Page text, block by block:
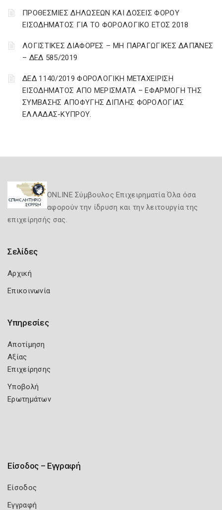
ΠΡΟΘΕΣΜΙΕΣ ΔΗΛΩΣΕΩΝ ΚΑΙ ΔΟΣΕΙΣ ΦΟΡΟΥ
ΕΙΣΟΔΗΜΑΤΟΣ ΓΙΑ ΤΟ ΦΟΡΟΛΟΓΙΚΟ ΕΤΟΣ 2018
ΛΟΓΙΣΤΙΚΈΣ ΔΙΑΦΟΡΈΣ – ΜΗ ΠΑΡΑΓΩΓΙΚΈΣ ΔΑΠΆΝΕΣ
– ΔΕΔ 585/2019
ΔΕΔ 1140/2019 ΦΟΡΟΛΟΓΙΚΗ ΜΕΤΑΧΕΙΡΙΣΗ
ΕΙΣΟΔΗΜΑΤΟΣ ΑΠΟ ΜΕΡΙΣΜΑΤΑ – ΕΦΑΡΜΟΓΗ ΤΗΣ
ΣΥΜΒΑΣΗΣ ΑΠΟΦΥΓΗΣ ΔΙΠΛΗΣ ΦΟΡΟΛΟΓΙΑΣ
ΕΛΛΑΔΑΣ-ΚΥΠΡΟΥ.
ONLINE Σύμβουλος Επιχειρηματία Όλα όσα
αφορούν την ίδρυση και την λειτουργία της
επιχείρησής σας.
Σελίδες
Αρχική
Επικοινωνία
Υπηρεσίες
Αποτίμηση
Αξίας
Επιχείρησης
Υποβολή
Ερωτημάτων
Είσοδος – Εγγραφή
Είσοδος
Εγγραφή